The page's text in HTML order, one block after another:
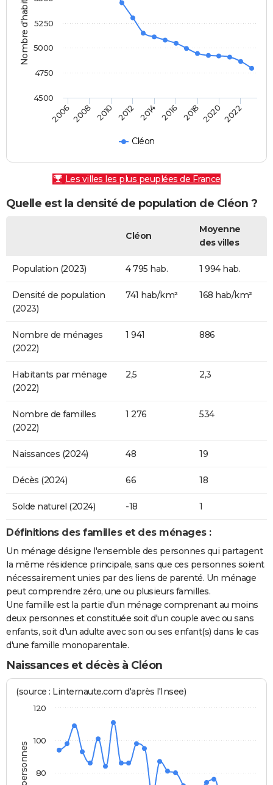
Nombre d'habitants
Cléon
20062008 2010 2012 2014 2016 2018 20202022
4500
4750
5000
5250
Les villes les plus peuplées de France
Quelle est la densité de population de Cléon ?
Cléon
Moyenne
des villes
Population (2023) 4 795 hab. 1 994 hab.
Densité de population
(2023)
741 hab/km² 168 hab/km²
Nombre de ménages
(2022)
1 941 886
Habitants par ménage
(2022)
2,5 2,3
Nombre de familles
(2022)
1 276 534
Naissances (2024) 48 19
Décès (2024) 66 18
Solde naturel (2024) -18 1
Définitions des familles et des ménages :
Un ménage désigne l'ensemble des personnes qui partagent
la même résidence principale, sans que ces personnes soient
nécessairement unies par des liens de parenté. Un ménage
peut comprendre zéro, une ou plusieurs familles.
Une famille est la partie d'un ménage comprenant au moins
deux personnes et constituée soit d'un couple avec ou sans
enfants, soit d'un adulte avec son ou ses enfant(s) dans le cas
d'une famille monoparentale.
Naissances et décès à Cléon
(source : Linternaute.com d'après l'Insee)
80
100
120